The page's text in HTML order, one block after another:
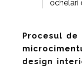
ochelari
Procesul de
design